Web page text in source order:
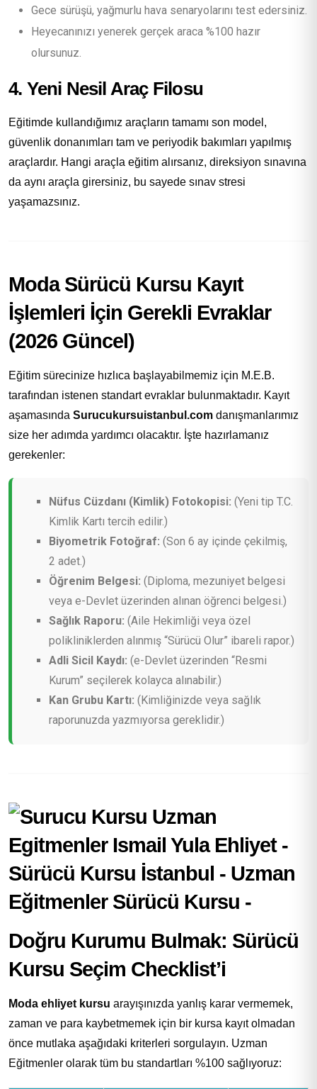
Gece sürüşü, yağmurlu hava senaryolarını test edersiniz.
Heyecanınızı yenerek gerçek araca %100 hazır
olursunuz.
4. Yeni Nesil Araç Filosu
Eğitimde kullandığımız araçların tamamı son model,
güvenlik donanımları tam ve periyodik bakımları yapılmış
araçlardır. Hangi araçla eğitim alırsanız, direksiyon sınavına
da aynı araçla girersiniz, bu sayede sınav stresi
yaşamazsınız.
Moda Sürücü Kursu Kayıt
İşlemleri İçin Gerekli Evraklar
(2026 Güncel)
Eğitim sürecinize hızlıca başlayabilmemiz için M.E.B.
tarafından istenen standart evraklar bulunmaktadır. Kayıt
aşamasında Surucukursuistanbul.com danışmanlarımız
size her adımda yardımcı olacaktır. İşte hazırlamanız
gerekenler:
Nüfus Cüzdanı (Kimlik) Fotokopisi: (Yeni tip T.C.
Kimlik Kartı tercih edilir.)
Biyometrik Fotoğraf: (Son 6 ay içinde çekilmiş,
2 adet.)
Öğrenim Belgesi: (Diploma, mezuniyet belgesi
veya e-Devlet üzerinden alınan öğrenci belgesi.)
Sağlık Raporu: (Aile Hekimliği veya özel
polikliniklerden alınmış “Sürücü Olur” ibareli rapor.)
Adli Sicil Kaydı: (e-Devlet üzerinden “Resmi
Kurum” seçilerek kolayca alınabilir.)
Kan Grubu Kartı: (Kimliğinizde veya sağlık
raporunuzda yazmıyorsa gereklidir.)
Doğru Kurumu Bulmak: Sürücü
Kursu Seçim Checklist’i
Moda ehliyet kursu arayışınızda yanlış karar vermemek,
zaman ve para kaybetmemek için bir kursa kayıt olmadan
önce mutlaka aşağıdaki kriterleri sorgulayın. Uzman
Eğitmenler olarak tüm bu standartları %100 sağlıyoruz: